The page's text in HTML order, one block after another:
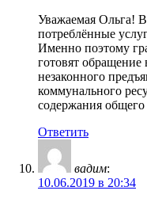
Уважаемая Ольга!
потреблённые
Именно поэтому
готовят
незаконного
коммунального
содержания
Ответить
вадим:
10.06.2019 в 20:34